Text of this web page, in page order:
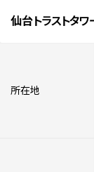
仙台トラストタワ
所在地